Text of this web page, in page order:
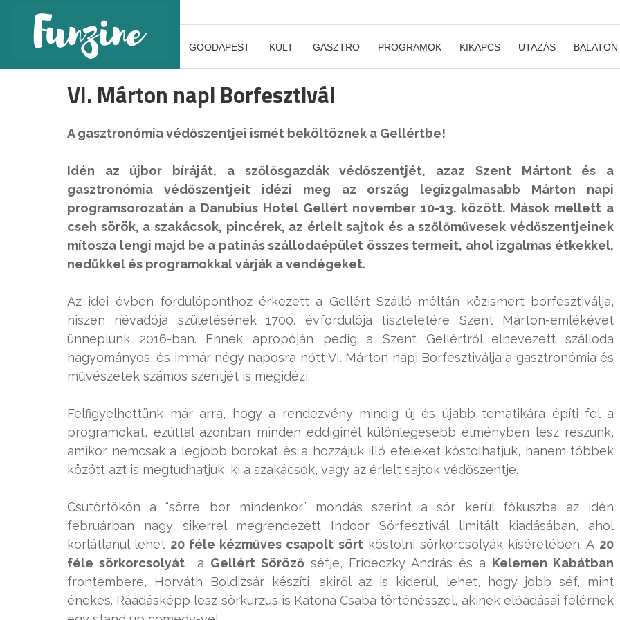
GOODAPEST KULT GASZTRO PROGRAMOK KIKAPCS UTAZÁS BALATON
VI. Márton napi Borfesztivál
A gasztronómia védőszentjei ismét beköltöznek a Gellértbe!
Idén az újbor bíráját, a szőlősgazdák védőszentjét, azaz Szent Mártont és a
gasztronómia védőszentjeit idézi meg az ország legizgalmasabb Márton napi
programsorozatán a Danubius Hotel Gellért november 10-13. között. Mások mellett a
cseh sörök, a szakácsok, pincérek, az érlelt sajtok és a szőlőművesek védőszentjeinek
mítosza lengi majd be a patinás szállodaépület összes termeit, ahol izgalmas étkekkel,
nedűkkel és programokkal várják a vendégeket.
Az idei évben fordulóponthoz érkezett a Gellért Szálló méltán közismert borfesztiválja,
hiszen névadója születésének 1700. évfordulója tiszteletére Szent Márton-emlékévet
ünneplünk 2016-ban. Ennek apropóján pedig a Szent Gellértről elnevezett szálloda
hagyományos, és immár négy naposra nőtt VI. Márton napi Borfesztiválja a gasztronómia és
művészetek számos szentjét is megidézi.
Felfigyelhettünk már arra, hogy a rendezvény mindig új és újabb tematikára építi fel a
programokat, ezúttal azonban minden eddiginél különlegesebb élményben lesz részünk,
amikor nemcsak a legjobb borokat és a hozzájuk illő ételeket kóstolhatjuk, hanem többek
között azt is megtudhatjuk, ki a szakácsok, vagy az érlelt sajtok védőszentje.
Csütörtökön a “sörre bor mindenkor” mondás szerint a sör kerül fókuszba az idén
februárban nagy sikerrel megrendezett Indoor Sörfesztivál limitált kiadásában, ahol
korlátlanul lehet 20 féle kézműves csapolt sörtkóstolni sörkorcsolyák kíséretében. A 20
féle sörkorcsolyát a Gellért Söröző séfje, Frideczky András és a Kelemen Kabátban
frontembere, Horváth Boldizsár készíti, akiről az is kiderül, lehet, hogy jobb séf, mint
énekes. Ráadásképp lesz sörkurzus is Katona Csaba történésszel, akinek előadásai felérnek